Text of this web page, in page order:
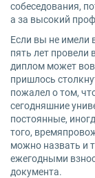
собеседования,
а за высокий
Если вы не имели
пять лет провели
диплом может
пришлось
пожалел о том,
сегодняшние
постоянные,
того,
можно назвать и
ежегодными
документа.